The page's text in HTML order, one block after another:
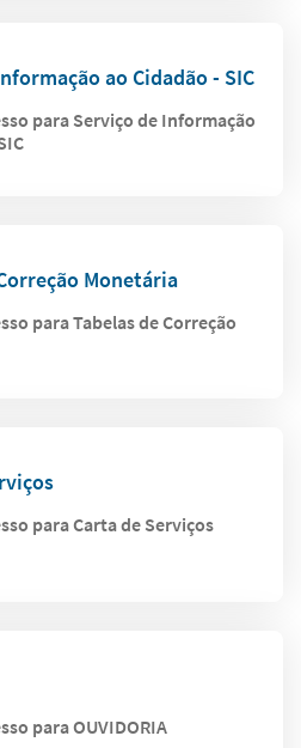
ao Cidadão - SIC
para Serviço de Informação
Monetária
para Tabelas de Correção
para Carta de Serviços
para OUVIDORIA